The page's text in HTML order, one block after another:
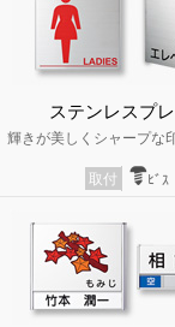
ステンレスプ
輝きが美しくシャープな
取付 ﾋﾞｽ